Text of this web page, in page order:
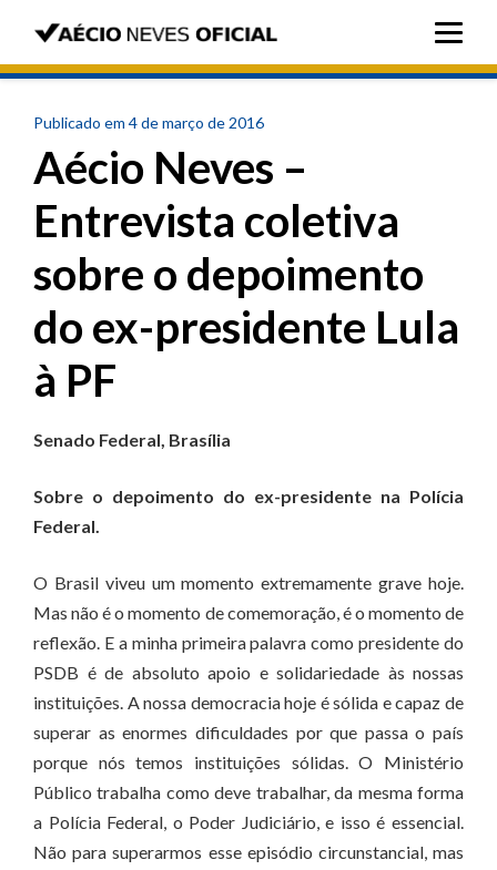
Publicado em 4 de março de 2016
Aécio Neves –
Entrevista coletiva
sobre o depoimento
do ex-presidente Lula
à PF
Senado Federal, Brasília
Sobre o depoimento do ex-presidente na Polícia
Federal.
O Brasil viveu um momento extremamente grave hoje.
Mas não é o momento de comemoração, é o momento de
reflexão. E a minha primeira palavra como presidente do
PSDB é de absoluto apoio e solidariedade às nossas
instituições. A nossa democracia hoje é sólida e capaz de
superar as enormes dificuldades por que passa o país
porque nós temos instituições sólidas. O Ministério
Público trabalha como deve trabalhar, da mesma forma
a Polícia Federal, o Poder Judiciário, e isso é essencial.
Não para superarmos esse episódio circunstancial, mas